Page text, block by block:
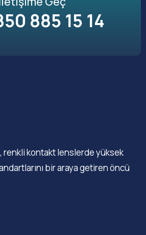
885 15 14
renkli kontakt lenslerde yüksek
bir araya getiren öncü